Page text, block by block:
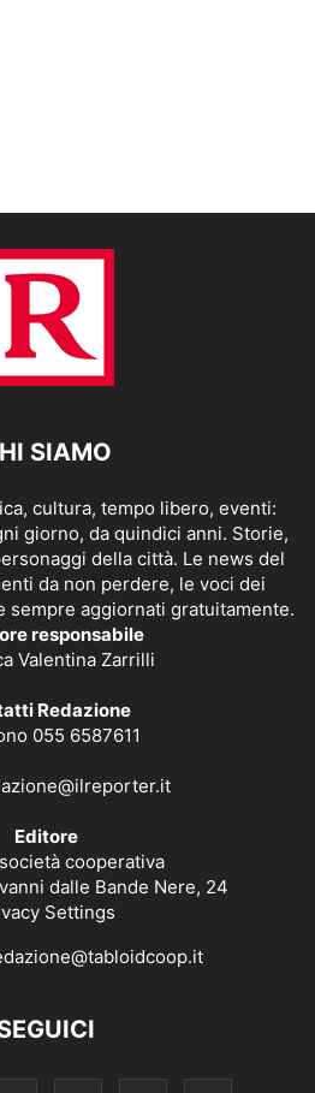
SIAMO
cultura, tempo libero, eventi:
giorno, da quindici anni. Storie,
della città. Le news del
da non perdere, le voci dei
sempre aggiornati gratuitamente.
responsabile
Valentina Zarrilli
Redazione
055 6587611
Editore
società cooperativa
dalle Bande Nere, 24
Settings